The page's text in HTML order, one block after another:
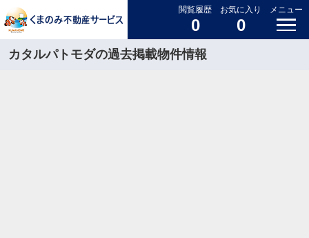
閲覧履歴
0
お気に入り
0
メニュー
カタルパトモダの過去掲載物件情報